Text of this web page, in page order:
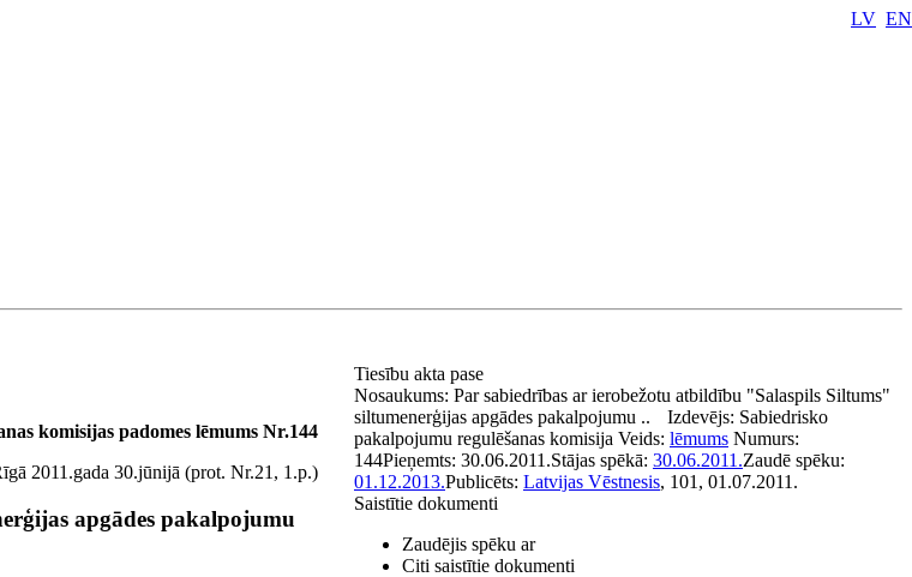
LV EN
komisijas padomes lēmums Nr.144
2011.gada 30.jūnijā (prot. Nr.21, 1.p.)
apgādes pakalpojumu
Tiesību akta pase
Nosaukums: Par sabiedrības ar ierobežotu atbildību "Salaspils Siltums"
siltumenerģijas apgādes pakalpojumu ..
Izdevējs: Sabiedrisko
pakalpojumu regulēšanas komisija Veids: lēmums Numurs:
144Pieņemts: 30.06.2011.Stājas spēkā: 30.06.2011.Zaudē spēku:
01.12.2013.Publicēts: Latvijas Vēstnesis, 101, 01.07.2011.
Saistītie dokumenti
Zaudējis spēku ar
Citi saistītie dokumenti